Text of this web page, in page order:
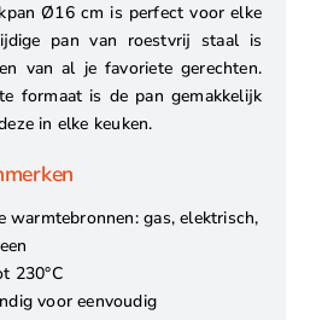
Ø16 cm is perfect voor elke
pan van roestvrij staal is
van al je favoriete gerechten.
formaat is de pan gemakkelijk
in elke keuken.
warmtebronnen: gas, elektrisch,
230°C
voor eenvoudig